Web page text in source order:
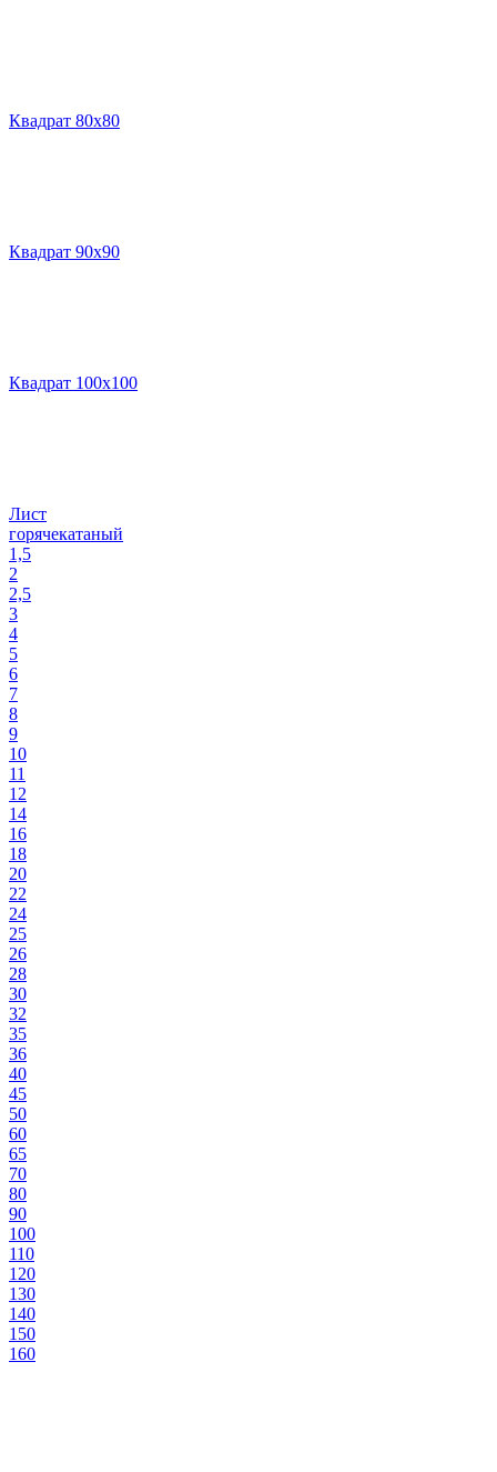
Квадрат 80х80
Квадрат 90х90
Квадрат 100х100
Лист
горячекатаный
1,5
2
2,5
3
4
5
6
7
8
9
10
11
12
14
16
18
20
22
24
25
26
28
30
32
35
36
40
45
50
60
65
70
80
90
100
110
120
130
140
150
160